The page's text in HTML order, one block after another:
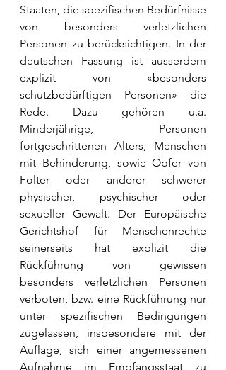
Staaten, die spezifischen Bedürfnisse
von besonders verletzlichen
Personen zu berücksichtigen. In der
deutschen Fassung ist ausserdem
explizit von «besonders
schutzbedürftigen Personen» die
Rede. Dazu gehören u.a.
Minderjährige, Personen
fortgeschrittenen Alters, Menschen
mit Behinderung, sowie Opfer von
Folter oder anderer schwerer
physischer, psychischer oder
sexueller Gewalt. Der Europäische
Gerichtshof für Menschenrechte
seinerseits hat explizit die
Rückführung von gewissen
besonders verletzlichen Personen
verboten, bzw. eine Rückführung nur
unter spezifischen Bedingungen
zugelassen, insbesondere mit der
Auflage, sich einer angemessenen
Aufnahme im Empfangsstaat zu